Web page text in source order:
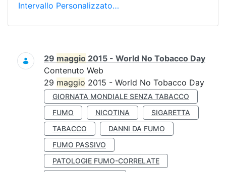
Intervallo Personalizzato…
Ricerca
29 maggio 2015 - World No Tobacco Day
Contenuto Web
29 maggio 2015 - World No Tobacco Day
GIORNATA MONDIALE SENZA TABACCO
FUMO
NICOTINA
SIGARETTA
TABACCO
DANNI DA FUMO
FUMO PASSIVO
PATOLOGIE FUMO-CORRELATE